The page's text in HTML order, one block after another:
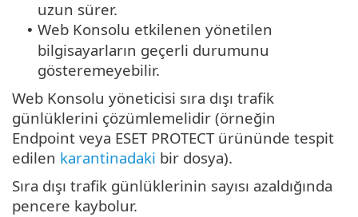
uzun sürer.
• Web Konsolu etkilenen yönetilen
bilgisayarların geçerli durumunu
gösteremeyebilir.
Web Konsolu yöneticisi sıra dışı trafik
günlüklerini çözümlemelidir (örneğin
Endpoint veya ESET PROTECT ürününde tespit
edilen karantinadaki bir dosya).
Sıra dışı trafik günlüklerinin sayısı azaldığında
pencere kaybolur.